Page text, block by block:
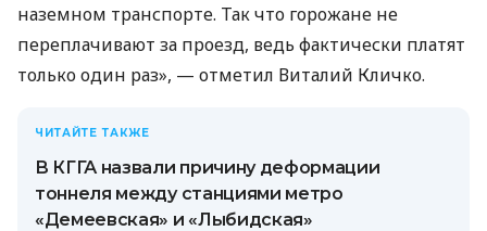
наземном транспорте. Так что горожане не
переплачивают за проезд, ведь фактически платят
только один раз», — отметил Виталий Кличко.
ЧИТАЙТЕ ТАКЖЕ
В КГГА назвали причину деформации
тоннеля между станциями метро
«Демеевская» и «Лыбидская»